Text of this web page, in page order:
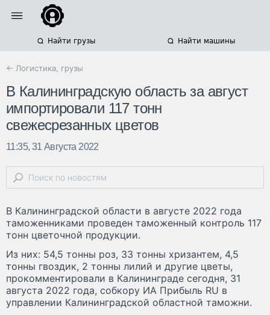
Найти грузы Найти машины
← Логистика, грузы
В Калининградскую область за август
импортировали 117 тонн
свежесрезанных цветов
11:35, 31 Августа 2022
В Калининградской области в августе 2022 года
таможенниками проведен таможенный контроль 117
тонн цветочной продукции.
Из них: 54,5 тонны роз, 33 тонны хризантем, 4,5
тонны гвоздик, 2 тонны лилий и другие цветы,
прокомментировали в Калининграде сегодня, 31
августа 2022 года, собкору ИА Прибыль RU в
управлении Калининградской областной таможни.